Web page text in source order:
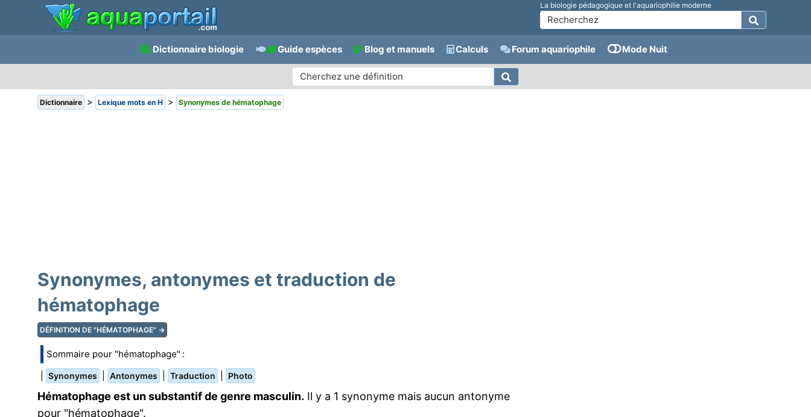
La biologie pédagogique et l'aquariophilie moderne
Dictionnaire biologie Guide espèces Blog et manuels Calculs Forum aquariophile Mode Nuit
Dictionnaire > Lexique mots en H > Synonymes de hématophage
Synonymes, antonymes et traduction de
hématophage
DÉFINITION DE "HÉMATOPHAGE" →
Sommaire pour "hématophage" :
Synonymes Antonymes Traduction Photo
Hématophage est un substantif de genre masculin. Il y a 1 synonyme mais aucun antonyme
pour "hématophage".